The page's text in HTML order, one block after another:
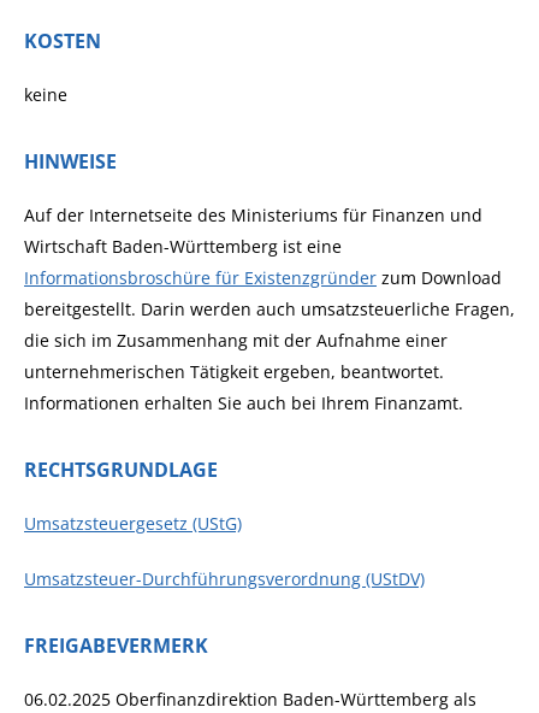
KOSTEN
keine
HINWEISE
Auf der Internetseite des Ministeriums für Finanzen und
Wirtschaft Baden-Württemberg ist eine
Informationsbroschüre für Existenzgründer zum Download
bereitgestellt. Darin werden auch umsatzsteuerliche Fragen,
die sich im Zusammenhang mit der Aufnahme einer
unternehmerischen Tätigkeit ergeben, beantwortet.
Informationen erhalten Sie auch bei Ihrem Finanzamt.
RECHTSGRUNDLAGE
Umsatzsteuergesetz (UStG)
Umsatzsteuer-Durchführungsverordnung (UStDV)
FREIGABEVERMERK
06.02.2025 Oberfinanzdirektion Baden-Württemberg als